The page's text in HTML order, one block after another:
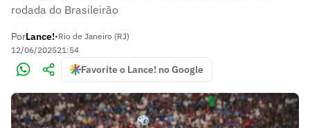
rodada do Brasileirão
PorLance!•Rio de Janeiro (RJ)
12/06/202521:54
Favorite o Lance! no Google